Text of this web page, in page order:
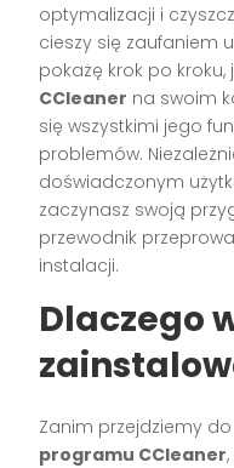
optymalizacji i
cieszy się zaufaniem
pokażę krok po kroku,
CCleaner na swoim
się wszystkimi jego
problemów.
doświadczonym
zaczynasz swoją
przewodnik
instalacji.
Dlaczego
Zanim przejdziemy do
programu CCleaner